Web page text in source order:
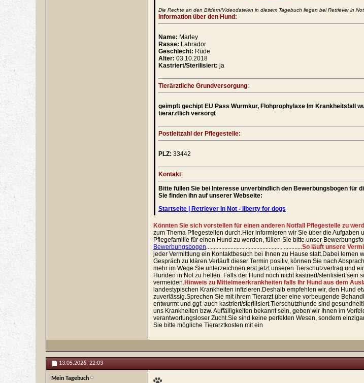
Die Rechte an den Bildern/Videodateien in diesem Tagebuch liegen bei Retriever in
Information über den Hund:
Name: Marley
Rasse: Labrador
Geschlecht: Rüde
Alter: 03.10.2018
Kastriert/Sterilisiert: ja
Tierärztliche Grundversorgung:
geimpft gechipt EU Pass Wurmkur, Flohprophylaxe Im Krankheitsfall
tierärztlich versorgt
Postleitzahl der Pflegestelle:
PLZ: 33442
Kontakt:
Bitte füllen Sie bei Interesse unverbindlich den Bewerbungsbogen für
Sie finden ihn auf unserer Webseite:
Startseite | Retriever in Not - liberty for dogs
Könnten Sie sich vorstellen für einen anderen Notfall Pflegestelle zu
zum Thema Pflegestellen durch.Hier informieren wir Sie über die
Pflegefamilie für einen Hund zu werden, füllen Sie bitte unser
Bewerbungsbogen.................................................. ............So läuft unsere
jeder Vermittlung ein Kontaktbesuch bei Ihnen zu Hause statt.Dabei
Gespräch zu klären.Verläuft dieser Termin positiv, können Sie nach
mehr im Wege.Sie unterzeichnen erst jetztunseren Tierschutzvertrag und
Hunden in Not zu helfen. Falls der Hund noch nicht kastriert/sterilisiert
vermeiden.Hinweis zu Mittelmeerkrankheiten falls Ihr Hund aus dem
landestypischen Krankheiten infizieren.Deshalb empfehlen wir, den Hund
zuverlässig.Sprechen Sie mit ihrem Tierarzt über eine vorbeugende
entwurmt und ggf. auch kastriert/sterilisiert.Tierschutzhunde sind
uns Krankheiten bzw. Auffälligkeiten bekannt sein, geben wir Ihnen im
verantwortungsloser Zucht.Sie sind keine perfekten Wesen, sondern
Sie bitte mögliche Tierarztkosten mit ein
13.05.2026, 22:03
Mein Tagebuch